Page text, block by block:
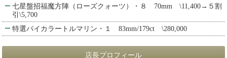
七星盤招福魔方陣（ローズクォーツ）・８ 70mm \11,400→５割
引\5,700
特選バイカラートルマリン・１ 83mm/179ct \280,000
店長プロフィール